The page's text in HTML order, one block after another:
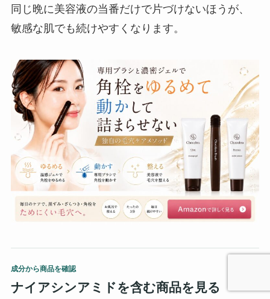
同じ晩に美容液の当番だけで片づけないほうが、
敏感な肌でも続けやすくなります。
成分から商品を確認
ナイアシンアミドを含む商品を見る